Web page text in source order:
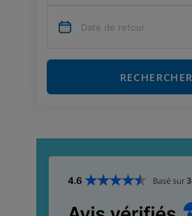
RECHERCHER